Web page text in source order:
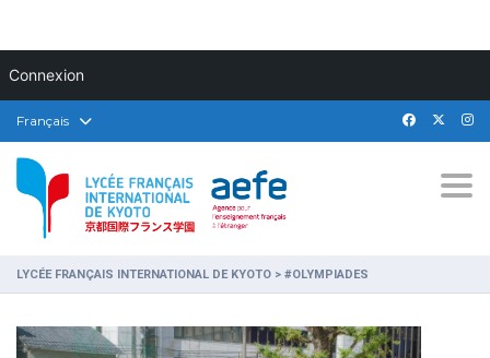
Connexion
Français
LYCÉE FRANÇAIS INTERNATIONAL DE KYOTO > #OLYMPIADES